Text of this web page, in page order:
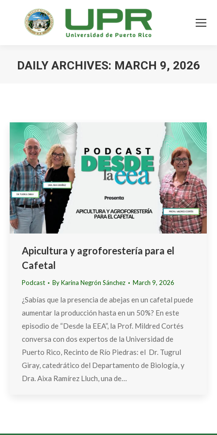
DAILY ARCHIVES: MARCH 9, 2026
Apicultura y agroforestería para el
Cafetal
Podcast ByKarina Negrón Sánchez March 9, 2026
¿Sabías que la presencia de abejas en un cafetal puede
aumentar la producción hasta en un 50%? En este
episodio de “Desde la EEA”, la Prof. Mildred Cortés
conversa con dos expertos de la Universidad de
Puerto Rico, Recinto de Río Piedras: el Dr. Tugrul
Giray, catedrático del Departamento de Biología, y
Dra. Aixa Ramírez Lluch, una de…